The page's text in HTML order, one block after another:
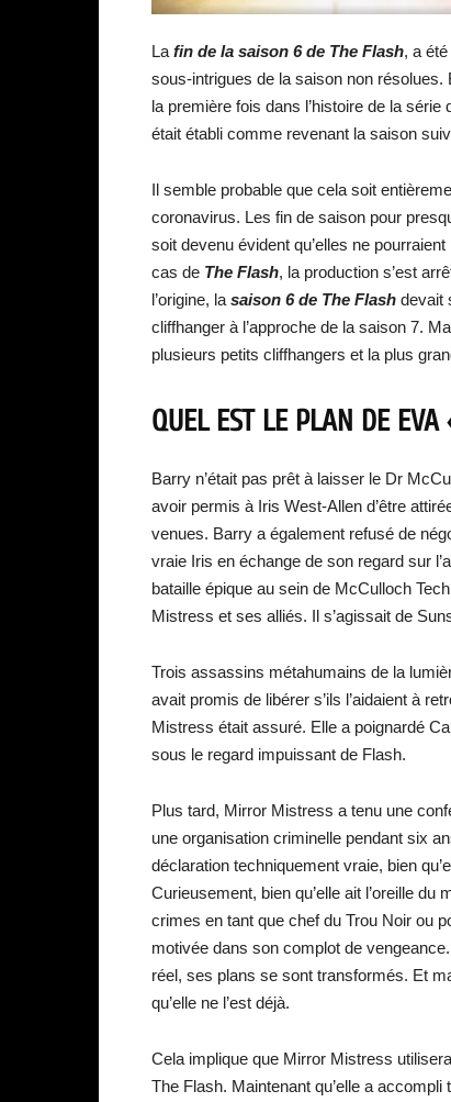
La fin de la saison 6 de The Flash, a
sous-intrigues de la saison non résolues.
la première fois dans l’histoire de la
était établi comme revenant la saison
Il semble probable que cela soit
coronavirus. Les fin de saison pour
soit devenu évident qu’elles ne
cas de The Flash, la production s’est
l’origine, la saison 6 de The Flash devait
cliffhanger à l’approche de la saison 7.
plusieurs petits cliffhangers et la plus
QUEL EST LE PLAN DE
Barry n’était pas prêt à laisser le Dr
avoir permis à Iris West-Allen d’être
venues. Barry a également refusé de
vraie Iris en échange de son regard sur
bataille épique au sein de McCulloch
Mistress et ses alliés. Il s’agissait de
Trois assassins métahumains de la
avait promis de libérer s’ils l’aidaient à
Mistress était assuré. Elle a poignardé
sous le regard impuissant de Flash.
Plus tard, Mirror Mistress a tenu une
une organisation criminelle pendant six
déclaration techniquement vraie, bien
Curieusement, bien qu’elle ait l’oreille
crimes en tant que chef du Trou Noir ou
motivée dans son complot de
réel, ses plans se sont transformés. Et
qu’elle ne l’est déjà.
Cela implique que Mirror Mistress
The Flash. Maintenant qu’elle a